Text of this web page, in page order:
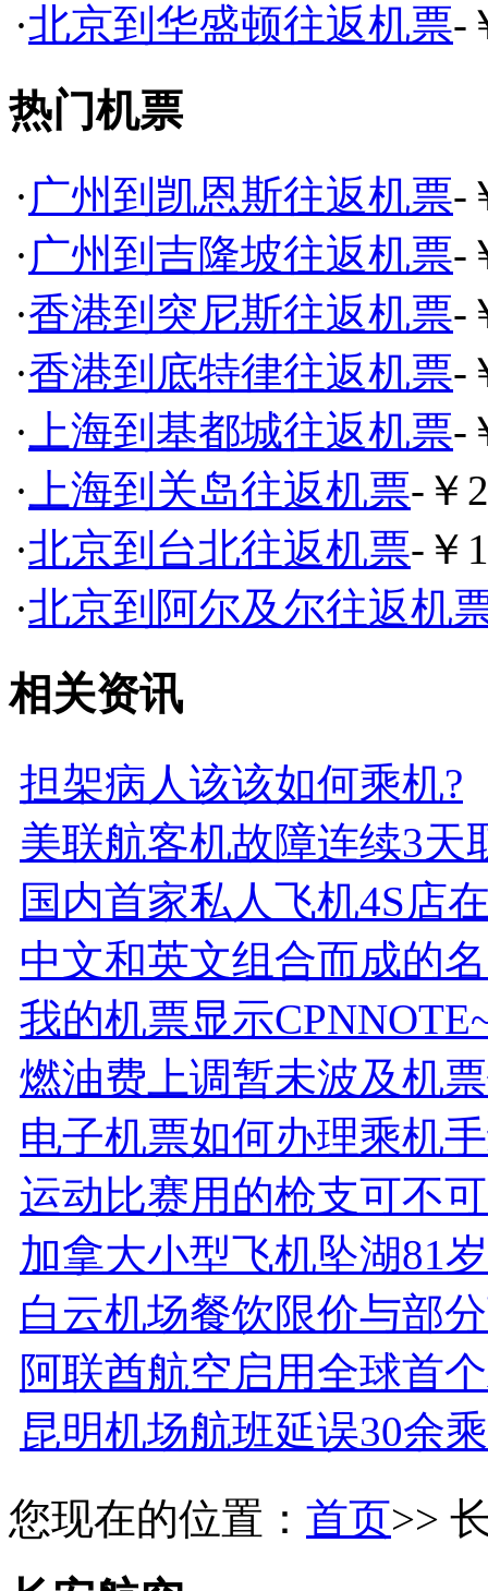
·北京到华盛顿往返机票-
热门机票
·广州到凯恩斯往返机票-
·广州到吉隆坡往返机票-
·香港到突尼斯往返机票-
·香港到底特律往返机票-
· 上海到基都城往返机票-
· 上海到关岛往返机票-￥
·北京到台北往返机票-￥
·北京到阿尔及尔往返机
相关资讯
担架病人该该如何乘机?
美联航客机故障连续3天
国内首家私人飞机4S店
中文和英文组合而成的
我的机票显示
燃油费上调暂未波及机
电子机票如何办理乘机
运动比赛用的枪支可不
加拿大小型飞机坠湖81
白云机场餐饮限价与部
阿联酋航空启用全球首
昆明机场航班延误30余
您现在的位置： 首页>>